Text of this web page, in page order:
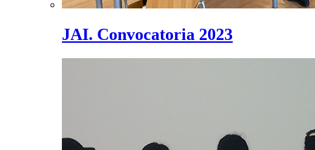
JAI. Convocatoria 2023